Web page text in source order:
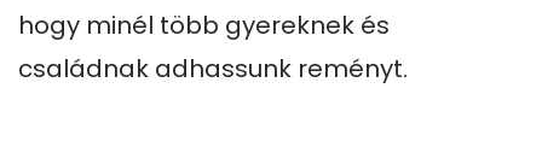
hogy minél több gyereknek és
családnak adhassunk reményt.